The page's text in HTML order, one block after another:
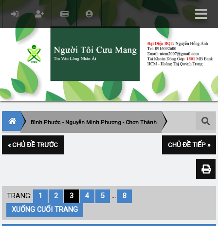
Bình Phước - Nguyễn Minh Phương - Chơn Thành
« CHỦ ĐỀ TRƯỚC CHỦ ĐỀ TIẾP »
TRANG: 1 2 3 4 5 ...
8
XUỐNG CUỐI TRANG